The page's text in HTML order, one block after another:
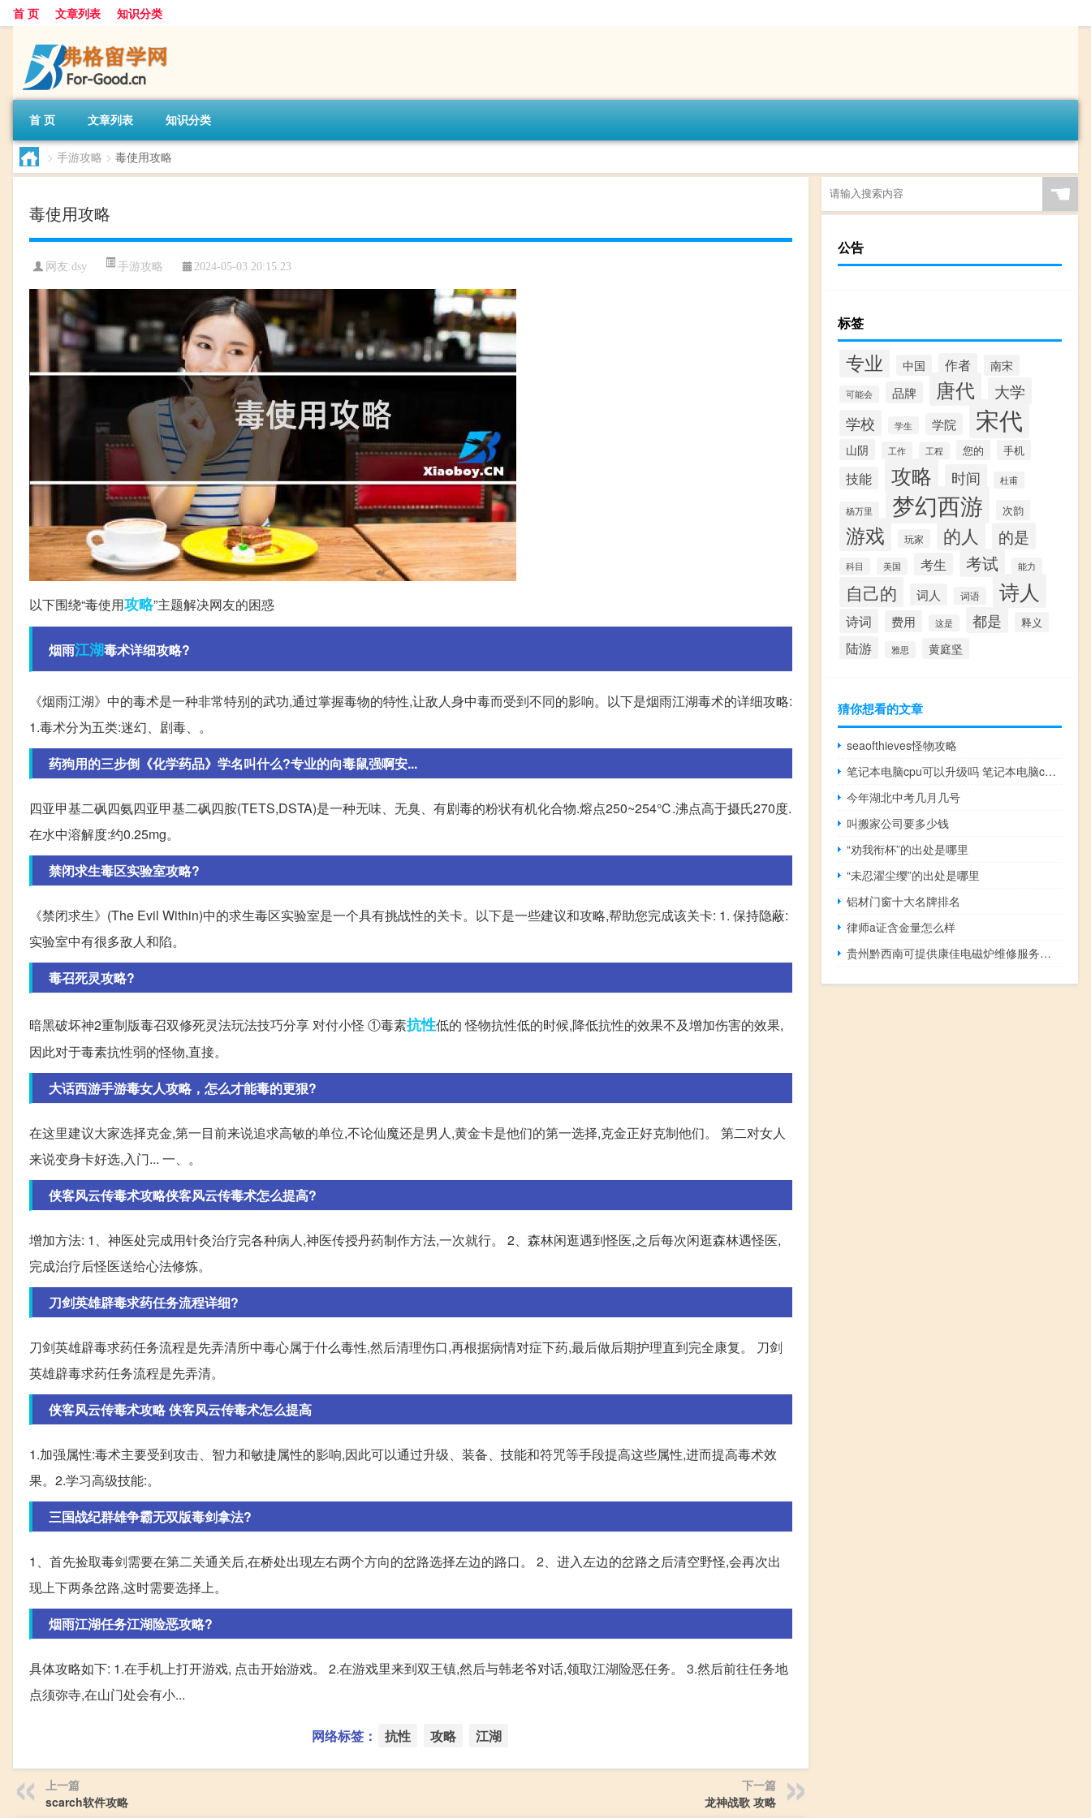
首 页 文章列表 知识分类
首 页 文章列表 知识分类
> 手游攻略 > 毒使用攻略
毒使用攻略
网友:dsy 手游攻略 2024-05-03 20:15:23
以下围绕“毒使用攻略”主题解决网友的困惑
烟雨江湖毒术详细攻略?
《烟雨江湖》中的毒术是一种非常特别的武功,通过掌握毒物的特性,让敌人身中毒而受到不同的影响。以下是烟雨江湖毒术的详细攻略:
1.毒术分为五类:迷幻、剧毒、。
药狗用的三步倒《化学药品》学名叫什么?专业的向毒鼠强啊安...
四亚甲基二砜四氨四亚甲基二砜四胺(TETS,DSTA)是一种无味、无臭、有剧毒的粉状有机化合物.熔点250~254℃.沸点高于摄氏270度.
在水中溶解度:约0.25mg。
禁闭求生毒区实验室攻略?
《禁闭求生》(The Evil Within)中的求生毒区实验室是一个具有挑战性的关卡。以下是一些建议和攻略,帮助您完成该关卡: 1. 保持隐蔽:
实验室中有很多敌人和陷。
毒召死灵攻略?
暗黑破坏神2重制版毒召双修死灵法玩法技巧分享 对付小怪 ①毒素抗性低的 怪物抗性低的时候,降低抗性的效果不及增加伤害的效果,
因此对于毒素抗性弱的怪物,直接。
大话西游手游毒女人攻略，怎么才能毒的更狠?
在这里建议大家选择克金,第一目前来说追求高敏的单位,不论仙魔还是男人,黄金卡是他们的第一选择,克金正好克制他们。 第二对女人
来说变身卡好选,入门... 一、。
侠客风云传毒术攻略侠客风云传毒术怎么提高?
增加方法: 1、神医处完成用针灸治疗完各种病人,神医传授丹药制作方法,一次就行。 2、森林闲逛遇到怪医,之后每次闲逛森林遇怪医,
完成治疗后怪医送给心法修炼。
刀剑英雄辟毒求药任务流程详细?
刀剑英雄辟毒求药任务流程是先弄清所中毒心属于什么毒性,然后清理伤口,再根据病情对症下药,最后做后期护理直到完全康复。 刀剑
英雄辟毒求药任务流程是先弄清。
侠客风云传毒术攻略 侠客风云传毒术怎么提高
1.加强属性:毒术主要受到攻击、智力和敏捷属性的影响,因此可以通过升级、装备、技能和符咒等手段提高这些属性,进而提高毒术效
果。2.学习高级技能:。
三国战纪群雄争霸无双版毒剑拿法?
1、首先捡取毒剑需要在第二关通关后,在桥处出现左右两个方向的岔路选择左边的路口。 2、进入左边的岔路之后清空野怪,会再次出
现上下两条岔路,这时需要选择上。
烟雨江湖任务江湖险恶攻略?
具体攻略如下: 1.在手机上打开游戏, 点击开始游戏。 2.在游戏里来到双王镇,然后与韩老爷对话,领取江湖险恶任务。 3.然后前往任务地
点须弥寺,在山门处会有小...
网络标签： 抗性 攻略 江湖
上一篇
scarch软件攻略
下一篇
龙神战歌 攻略
☚
公告
标签
专业 中国 作者 南宋
可能会 品牌 唐代 大学
学校 学生 学院 宋代
山阴 工作 工程 您的 手机
技能 攻略 时间 杜甫
杨万里 梦幻西游 次韵
游戏 玩家 的人 的是
科目 美国 考生 考试 能力
自己的 词人 词语 诗人
诗词 费用 这是 都是 释义
陆游 雅思 黄庭坚
猜你想看的文章
seaofthieves怪物攻略
笔记本电脑cpu可以升级吗 笔记本电脑cpu升级
今年湖北中考几月几号
叫搬家公司要多少钱
“劝我衔杯”的出处是哪里
“未忍濯尘缨”的出处是哪里
铝材门窗十大名牌排名
律师a证含金量怎么样
贵州黔西南可提供康佳电磁炉维修服务地址在哪